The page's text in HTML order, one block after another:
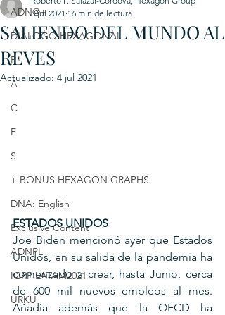
ADN@+
DIALOGO HEXAGONAL
P
A
C
E
S
+ BONUS HEXAGON GRAPHS
DNA: English
Exclusive Content
ADNPL
IGRP LATAM2021
URKU
SALIENDO DEL MUNDO AL
REVES
3 jul 2021 16 min de lectura
Actualizado: 4 jul 2021
ESTADOS UNIDOS
Joe Biden mencionó ayer que Estados
Unidos, en su salida de la pandemia ha
comenzado a crear, hasta Junio, cerca
de 600 mil nuevos empleos al mes.
Añadía además que la OECD ha